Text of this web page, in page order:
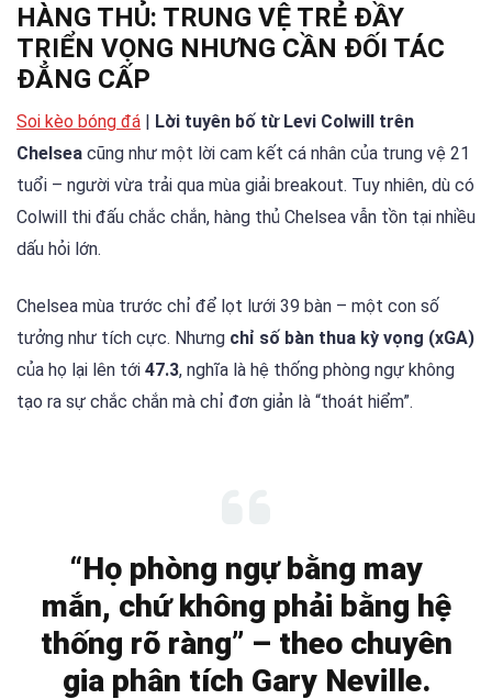
HÀNG THỦ: TRUNG VỆ TRẺ ĐẦY
TRIỂN VỌNG NHƯNG CẦN ĐỐI TÁC
ĐẲNG CẤP
Soi kèo bóng đá | Lời tuyên bố từ Levi Colwill trên
Chelsea cũng như một lời cam kết cá nhân của trung vệ 21
tuổi – người vừa trải qua mùa giải breakout. Tuy nhiên, dù có
Colwill thi đấu chắc chắn, hàng thủ Chelsea vẫn tồn tại nhiều
dấu hỏi lớn.
Chelsea mùa trước chỉ để lọt lưới 39 bàn – một con số
tưởng như tích cực. Nhưng chỉ số bàn thua kỳ vọng (xGA)
của họ lại lên tới 47.3, nghĩa là hệ thống phòng ngự không
tạo ra sự chắc chắn mà chỉ đơn giản là “thoát hiểm”.
“Họ phòng ngự bằng may
mắn, chứ không phải bằng hệ
thống rõ ràng” – theo chuyên
gia phân tích Gary Neville.